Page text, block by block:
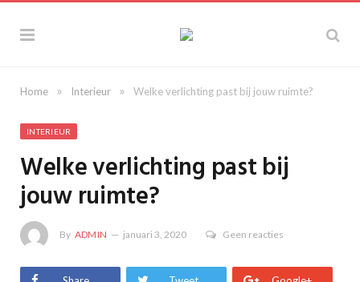
Home » Interieur » Welke verlichting past bij jouw ruimte?
INTERIEUR
Welke verlichting past bij
jouw ruimte?
By ADMIN januari 3, 2020 Geen reacties